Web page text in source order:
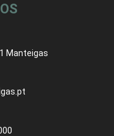
Manteigas